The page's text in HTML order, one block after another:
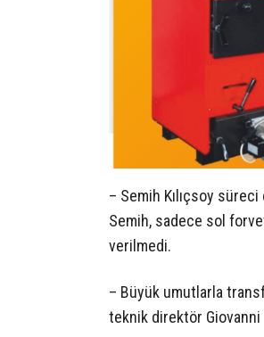
– Semih Kılıçsoy
Semih, sadece sol
verilmedi.
– Büyük umutlarla
teknik direktör Giovanni